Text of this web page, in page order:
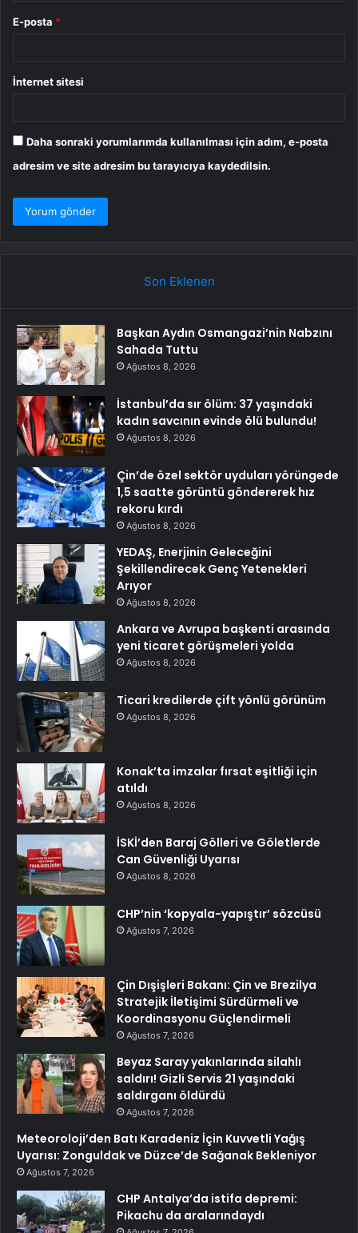
E-posta *
İnternet sitesi
Daha sonraki yorumlarımda kullanılması için adım, e-posta
adresim ve site adresim bu tarayıcıya kaydedilsin.
Son Eklenen
Başkan Aydın Osmangazi’nin Nabzını
Sahada Tuttu
Ağustos 8, 2026
İstanbul’da sır ölüm: 37 yaşındaki
kadın savcının evinde ölü bulundu!
Ağustos 8, 2026
Çin’de özel sektör uyduları yörüngede
1,5 saatte görüntü göndererek hız
rekoru kırdı
Ağustos 8, 2026
YEDAŞ, Enerjinin Geleceğini
Şekillendirecek Genç Yetenekleri
Arıyor
Ağustos 8, 2026
Ankara ve Avrupa başkenti arasında
yeni ticaret görüşmeleri yolda
Ağustos 8, 2026
Ticari kredilerde çift yönlü görünüm
Ağustos 8, 2026
Konak’ta imzalar fırsat eşitliği için
atıldı
Ağustos 8, 2026
İSKİ’den Baraj Gölleri ve Göletlerde
Can Güvenliği Uyarısı
Ağustos 8, 2026
CHP’nin ‘kopyala-yapıştır’ sözcüsü
Ağustos 7, 2026
Çin Dışişleri Bakanı: Çin ve Brezilya
Stratejik İletişimi Sürdürmeli ve
Koordinasyonu Güçlendirmeli
Ağustos 7, 2026
Beyaz Saray yakınlarında silahlı
saldırı! Gizli Servis 21 yaşındaki
saldırganı öldürdü
Ağustos 7, 2026
Meteoroloji’den Batı Karadeniz İçin Kuvvetli Yağış
Uyarısı: Zonguldak ve Düzce’de Sağanak Bekleniyor
Ağustos 7, 2026
CHP Antalya’da istifa depremi:
Pikachu da aralarındaydı